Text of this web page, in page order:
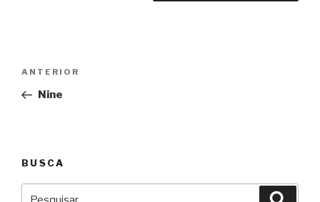
Post
Anterior
ANTERIOR
Nine
BUSCA